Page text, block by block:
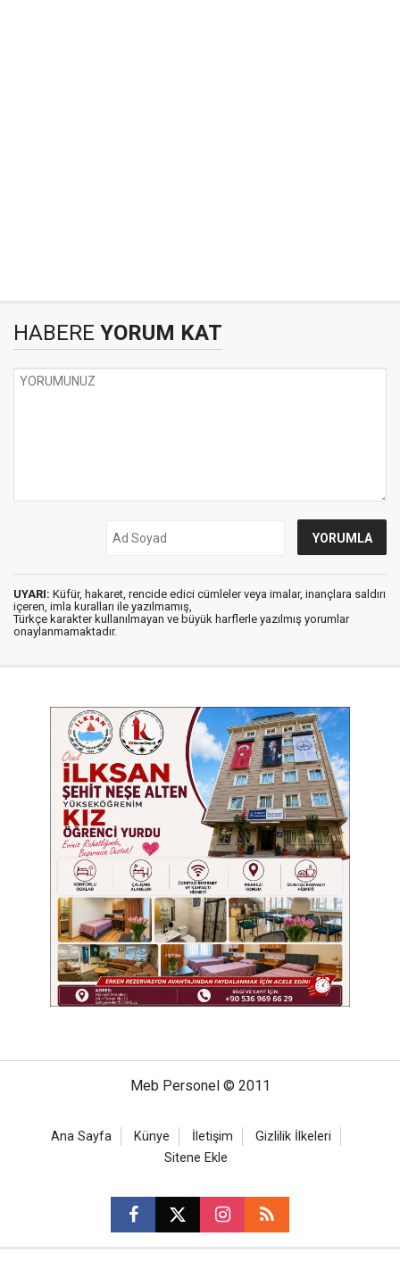
HABERE YORUM KAT
UYARI: Küfür, hakaret, rencide edici cümleler veya imalar, inançlara saldırı
içeren, imla kuralları ile yazılmamış,
Türkçe karakter kullanılmayan ve büyük harflerle yazılmış yorumlar
onaylanmamaktadır.
Meb Personel © 2011
Ana Sayfa Künye İletişim
Gizlilik İlkeleri
Sitene Ekle